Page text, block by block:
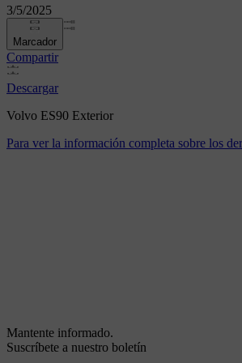
3/5/2025
Marcador
Compartir
Descargar
Volvo ES90 Exterior
Para ver la información completa sobre los